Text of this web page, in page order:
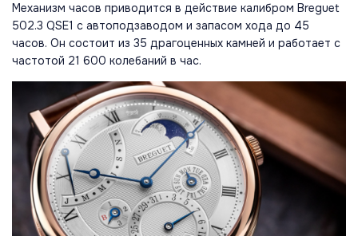
Механизм часов приводится в действие калибром Breguet
502.3 QSE1 с автоподзаводом и запасом хода до 45
часов. Он состоит из 35 драгоценных камней и работает с
частотой 21 600 колебаний в час.